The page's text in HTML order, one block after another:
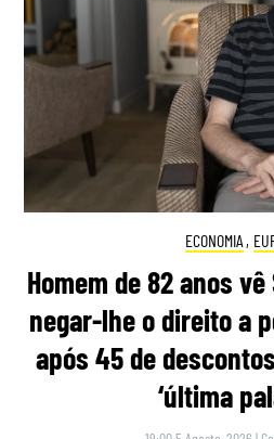
ECONOMIA ,
Homem de 82 anos
negar-lhe o direito a
após 45 de
‘última